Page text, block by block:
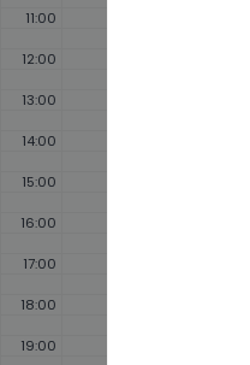
11:00
12:00
13:00
14:00
15:00
16:00
17:00
18:00
19:00